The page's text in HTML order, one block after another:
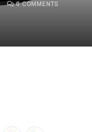
0COMMENTS